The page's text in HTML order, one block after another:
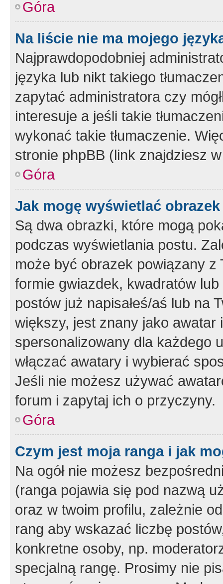
Góra
Na liście nie ma mojego
Najprawdopodobniej
języka lub nikt takiego
zapytać administratora czy
interesuje a jeśli takie
wykonać takie tłumaczenie.
stronie phpBB (link znajdziesz
Góra
Jak mogę wyświetlać
Są dwa obrazki, które mogą
podczas wyświetlania postu.
może być obrazek powiązany z
formie gwiazdek, kwadratów
postów już napisałeś/aś lub na
większy, jest znany jako
spersonalizowany dla każdego
włączać awatary i wybierać
Jeśli nie możesz używać
forum i zapytaj ich o przyczyny.
Góra
Czym jest moja ranga i jak
Na ogół nie możesz
(ranga pojawia się pod nazwą
oraz w twoim profilu, zależnie
rang aby wskazać liczbę
konkretne osoby, np.
specjalną rangę. Prosimy nie